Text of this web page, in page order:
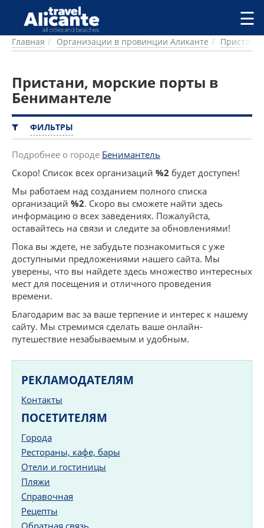
Перейти к основному содержанию
ГОРОДА
ПИТАНИЕ
ПРОЖИВАНИЕ
ДОСТОПРИМЕЧАТЕЛЬНОСТИ
КЕМПИНГ
КОМАРКИ (РАЙОНЫ)
РЕЦЕПТЫ
ПРЕДЛОЖЕНИЯ
СТАТЬИ
УСЛУГИ
☰
Главная Организации в провинции Аликанте
Пристани, морские порты в
Бенимантеле
ФИЛЬТРЫ
Подробнее о городе Бенимантель
Скоро! Список всех организаций %2 будет доступен!
Мы работаем над созданием полного списка
организаций %2. Скоро вы сможете найти здесь
информацию о всех заведениях. Пожалуйста,
оставайтесь на связи и следите за обновлениями!
Пока вы ждете, не забудьте познакомиться с уже
доступными предложениями нашего сайта. Мы
уверены, что вы найдете здесь множество интересных
мест для посещения и отличного проведения
времени.
Благодарим вас за ваше терпение и интерес к нашему
сайту. Мы стремимся сделать ваше онлайн-
путешествие незабываемым и удобным.
РЕКЛАМОДАТЕЛЯМ
Контакты
ПОСЕТИТЕЛЯМ
Города
Рестораны, кафе, бары
Отели и гостиницы
Пляжи
Справочная
Рецепты
Обратная связь